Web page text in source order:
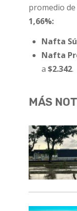
promedio
1,66%:
Nafta
Nafta
a $2.342.
MÁS